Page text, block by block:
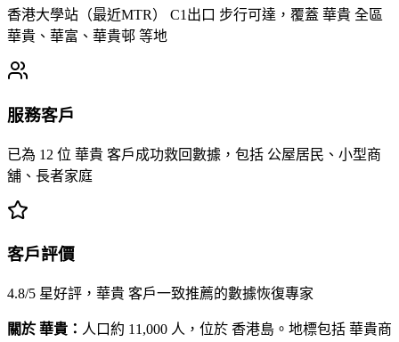
香港大學站（最近MTR） C1出口 步行可達，覆蓋 華貴 全區
華貴、華富、華貴邨 等地
服務客戶
已為 12 位 華貴 客戶成功救回數據，包括 公屋居民、小型商
舖、長者家庭
客戶評價
4.8/5 星好評，華貴 客戶一致推薦的數據恢復專家
關於 華貴： 人口約 11,000 人，位於 香港島。地標包括 華貴商